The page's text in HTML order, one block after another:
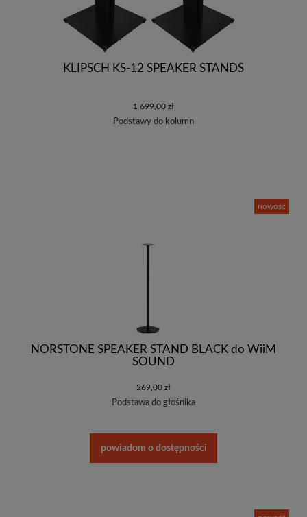
KLIPSCH KS-12 SPEAKER STANDS
1 699,00 zł
Podstawy do kolumn
NORSTONE SPEAKER STAND BLACK do WiiM
SOUND
269,00 zł
Podstawa do głośnika
powiadom o dostępności
nowość